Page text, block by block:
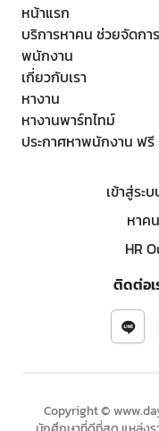
หน้าแรก
บริการหาคน ช่วยจัดการ
พนักงาน
เกี่ยวกับเรา
หางาน
หางานพาร์ทไทม์
ประกาศหาพนักงาน ฟรี
เข้าสู่ระ
หาค
HR
ติดต่อเ
Copyright ©